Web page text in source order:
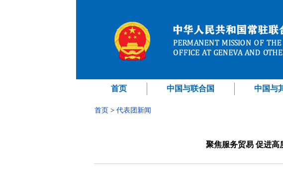
首页 中国与联合国 中国与
首页 > 代表团新闻
聚焦服务贸易 促进